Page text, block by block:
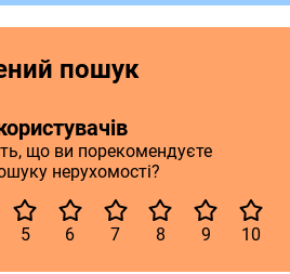
пошук
що ви порекомендуєте
нерухомості?
5 6 7 8 9 10